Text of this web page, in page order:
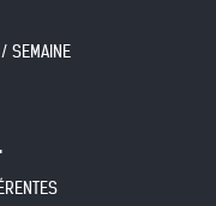
SEMAINE